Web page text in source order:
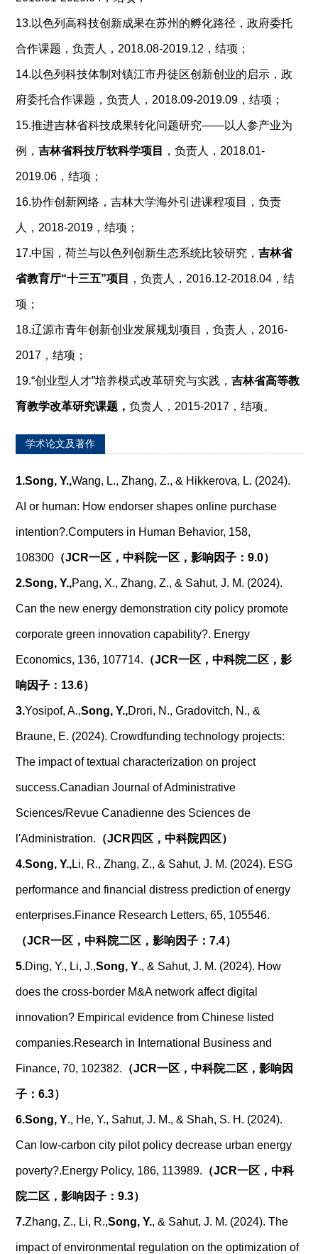
13.以色列高科技创新成果在苏州的孵化路径，政府委托
合作课题 ，负责人，2018.08-2019.12，结项；
14.以色列科技体制对镇江市丹徒区创新创业的启示，政
府委托合作课题，负责人，2018.09-2019.09，结项；
15.推进吉林省科技成果转化问题研究——以人参产业为
例，吉林省科技厅软科学项目 ，负责人，2018.01-
2019.06，结项；
16.协作创新网络，吉林大学海外引进课程项目，负责
人，2018-2019，结项；
17.中国，荷兰与以色列创新生态系统比较研究，吉林省
省教育厅“十三五”项目 ，负责人，2016.12-2018.04，结
项；
18.辽源市青年创新创业发展规划项目，负责人，2016-
2017，结项；
19.“创业型人才”培养模式改革研究与实践，吉林省高等教
育教学改革研究课题，负责人，2015-2017，结项。
学术论文及著作
1.Song, Y.,Wang, L., Zhang, Z., & Hikkerova, L. (2024).
AI or human: How endorser shapes online purchase
intention?.Computers in Human Behavior, 158,
108300 （JCR一区，中科院一区，影响因子：9.0）
2.Song, Y.,Pang, X., Zhang, Z., & Sahut, J. M. (2024).
Can the new energy demonstration city policy promote
corporate green innovation capability?. Energy
Economics, 136, 107714. （JCR一区，中科院二区，影
响因子： 13.6）
3.Yosipof, A.,Song, Y.,Drori, N., Gradovitch, N., &
Braune, E. (2024). Crowdfunding technology projects:
The impact of textual characterization on project
success.Canadian Journal of Administrative
Sciences/Revue Canadienne des Sciences de
l'Administration. （JCR 四区，中科院四区）
4.Song, Y.,Li, R., Zhang, Z., & Sahut, J. M. (2024). ESG
performance and financial distress prediction of energy
enterprises.Finance Research Letters, 65, 105546.
（JCR一区，中科院二区，影响因子：7.4）
5.Ding, Y., Li, J.,Song, Y., & Sahut, J. M. (2024). How
does the cross-border M&A network affect digital
innovation? Empirical evidence from Chinese listed
companies.Research in International Business and
Finance, 70, 102382. （JCR一区，中科院二区，影响因
子：6.3）
6.Song, Y., He, Y., Sahut, J. M., & Shah, S. H. (2024).
Can low-carbon city pilot policy decrease urban energy
poverty?.Energy Policy, 186, 113989. （JCR一区，中科
院二区，影响因子：9.3）
7.Zhang, Z., Li, R.,Song, Y., & Sahut, J. M. (2024). The
impact of environmental regulation on the optimization of